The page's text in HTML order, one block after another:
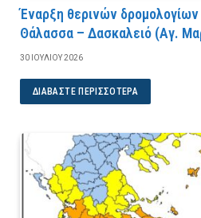
Έναρξη θερινών
Θάλασσα – Δασκαλειό (Αγ.
30 ΙΟΥΛΊΟΥ 2026
ΔΙΑΒΆΣΤΕ ΠΕΡΙΣΣΌΤΕΡΑ